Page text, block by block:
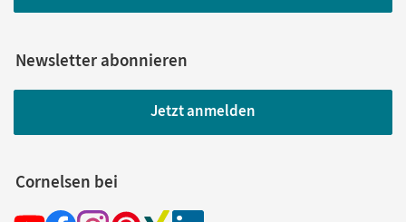
Newsletter abonnieren
Jetzt anmelden
Cornelsen bei